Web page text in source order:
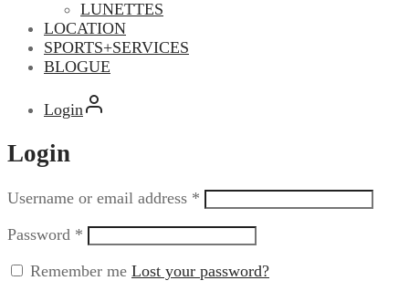
LUNETTES
LOCATION
SPORTS+SERVICES
BLOGUE
Login
Login
Username or email address *
Password *
Remember me Lost your password?